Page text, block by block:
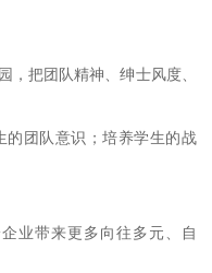
，把团队精神、绅士风度、
的团队意识；培养学生的战
业带来更多向往多元、自